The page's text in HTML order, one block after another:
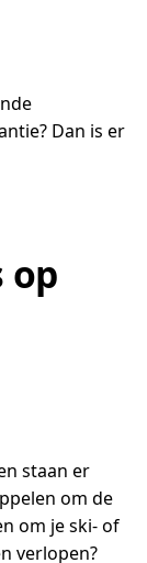
Dan is er
op
staan er
om de
om je ski- of
verlopen?